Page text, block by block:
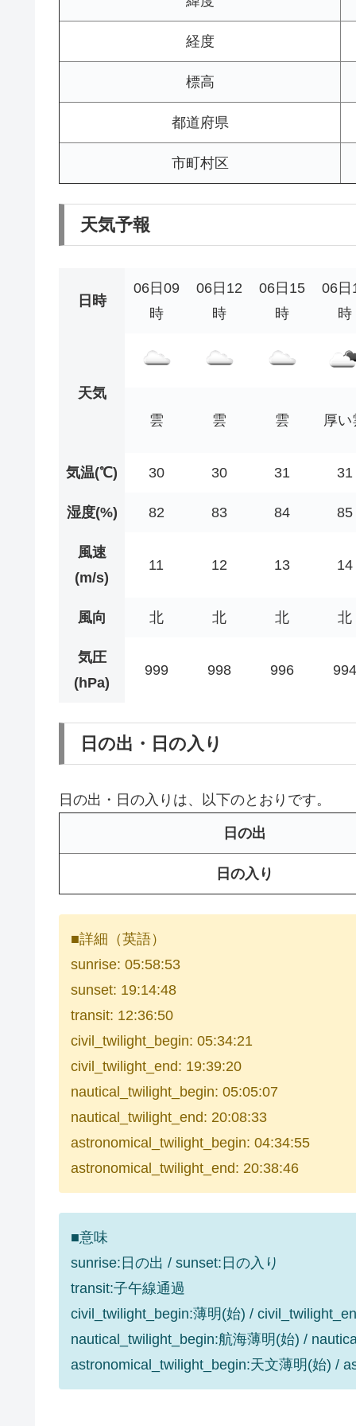
経度
標高
都道府県
市町村区
天気予報
日時
06日09
時
06日12
時
06日15
時
06日
時
天気
雲
雲 雲 厚い
気温(℃) 30 30 31 31
湿度(%) 82 83 84 85
風速
(m/s)
11 12 13 14
風向 北 北 北 北
気圧
(hPa)
999 998 996 994
日の出・日の入り
日の出・日の入りは、以下のとおりです。
日の出
日の入り
■詳細（英語）
sunrise: 05:58:53
sunset: 19:14:48
transit: 12:36:50
civil_twilight_begin: 05:34:21
civil_twilight_end: 19:39:20
nautical_twilight_begin: 05:05:07
nautical_twilight_end: 20:08:33
astronomical_twilight_begin: 04:34:55
astronomical_twilight_end: 20:38:46
■意味
sunrise:日の出 / sunset:日の入り
transit:子午線通過
civil_twilight_begin:薄明(始) /
nautical_twilight_begin:航海薄明(始) /
astronomical_twilight_begin:天文薄明(始) /